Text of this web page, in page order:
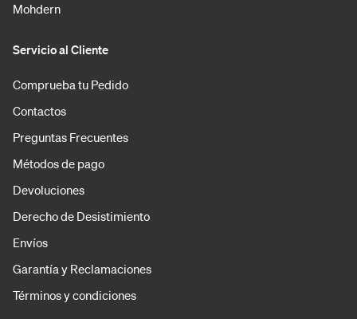
Mohdern
Servicio al Cliente
Comprueba tu Pedido
Contactos
Preguntas Frecuentes
Métodos de pago
Devoluciones
Derecho de Desistimiento
Envíos
Garantía y Reclamaciones
Términos y condiciones